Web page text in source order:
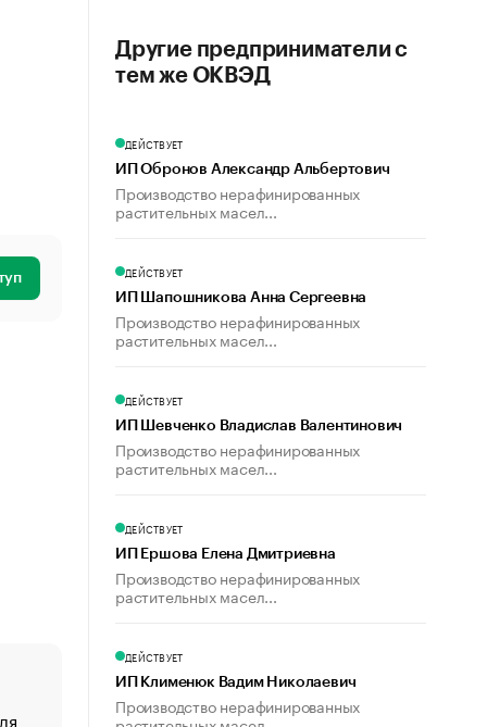
«От спорта тело стареет иначе». Как живет глава
Другие предприниматели с
тем же ОКВЭД
ДЕЙСТВУЕТ
ИП Обронов Александр Альбертович
Производство нерафинированных
растительных масел...
ДЕЙСТВУЕТ
ИП Шапошникова Анна Сергеевна
Производство нерафинированных
растительных масел...
ДЕЙСТВУЕТ
ИП Шевченко Владислав Валентинович
Производство нерафинированных
растительных масел...
ДЕЙСТВУЕТ
ИП Ершова Елена Дмитриевна
Производство нерафинированных
растительных масел...
ДЕЙСТВУЕТ
ИП Клименюк Вадим Николаевич
Производство нерафинированных